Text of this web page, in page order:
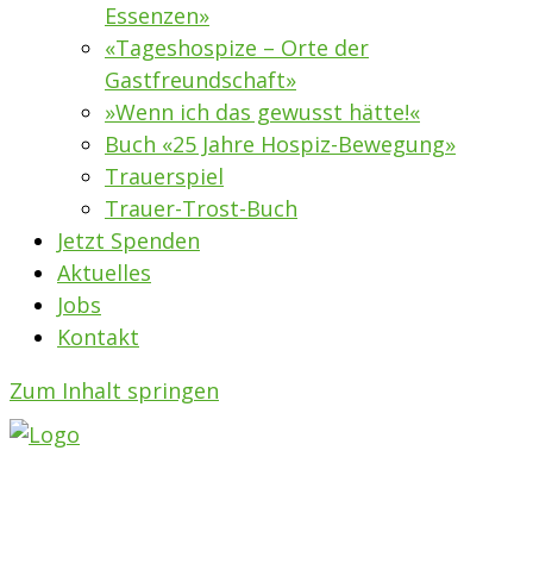
Essenzen»
«Tageshospize – Orte der
Gastfreundschaft»
»Wenn ich das gewusst hätte!«
Buch «25 Jahre Hospiz-Bewegung»
Trauerspiel
Trauer-Trost-Buch
Jetzt Spenden
Aktuelles
Jobs
Kontakt
Zum Inhalt springen